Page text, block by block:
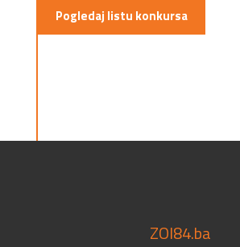
Pogledaj listu konkursa
ZOI84.ba